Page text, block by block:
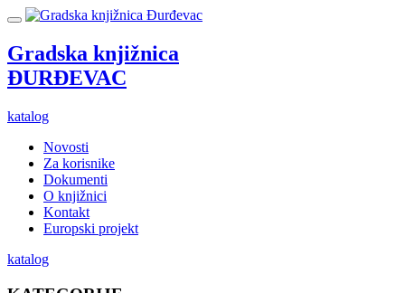
Gradska knjižnica
ĐURĐEVAC
katalog
Novosti
Za korisnike
Dokumenti
O knjižnici
Kontakt
Europski projekt
katalog